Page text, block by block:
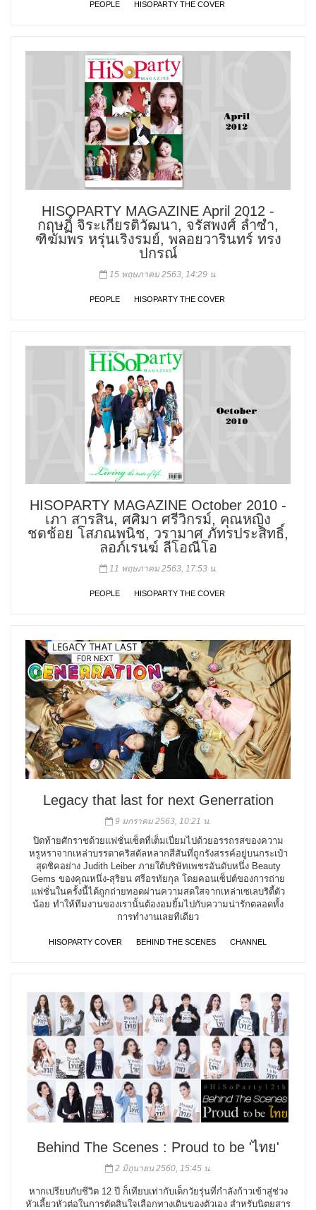
PEOPLE HISOPARTY THE COVER
HISOPARTY MAGAZINE April 2012 -
กฤษฏิ์ จิระเกียรติวัฒนา, จรัสพงศ์ ล่ำซำ,
ฑิฆัมพร หรุ่นเริงรมย์, พลอยวารินทร์ ทรง
ปกรณ์
15 พฤษภาคม 2563, 14:29 น.
PEOPLE HISOPARTY THE COVER
HISOPARTY MAGAZINE October 2010 -
เภา สารสิน, ศศิมา ศรีวิกรม์, คุณหญิง
ชดช้อย โสภณพนิช, วรามาศ ภัทรประสิทธิ์,
ลอภ์เรนฆ์ ลีโอณีโอ
11 พฤษภาคม 2563, 17:53 น.
PEOPLE HISOPARTY THE COVER
Legacy that last for next Generration
9 มกราคม 2563, 10:21 น.
ปิดท้ายศักราชด้วยแฟชั่นเซ็ตที่เต็มเปี่ยมไปด้วยอรรถรสของความ
หรูหราจากเหล่าบรรดาคริสตัลหลากสีสันที่ถูกรังสรรค์อยู่บนกระเป๋า
สุดชิคอย่าง Judith Leiber ภายใต้บริษัทเพชรอันดับหนึ่ง Beauty
Gems ของคุณหนึ่ง-สุริยน ศรีอรทัยกุล โดยคอนเซ็ปต์ของการถ่าย
แฟชั่นในครั้งนี้ได้ถูกถ่ายทอดผ่านความสดใสจากเหล่าเซเลบริตี้ตัว
น้อย ทำให้ทีมงานของเรานั้นต้องอมยิ้มไปกับความน่ารักตลอดทั้ง
การทำงานเลยทีเดียว
HISOPARTY COVER BEHIND THE SCENES CHANNEL
Behind The Scenes : Proud to be 'ไทย'
2 มิถุนายน 2560, 15:45 น.
หากเปรียบกับชีวิต 12 ปี ก็เทียบเท่ากับเด็กวัยรุ่นที่กำลังก้าวเข้าสู่ช่วง
หัวเลี้ยวหัวต่อในการตัดสินใจเลือกทางเดินของตัวเอง สำหรับนิตยสาร